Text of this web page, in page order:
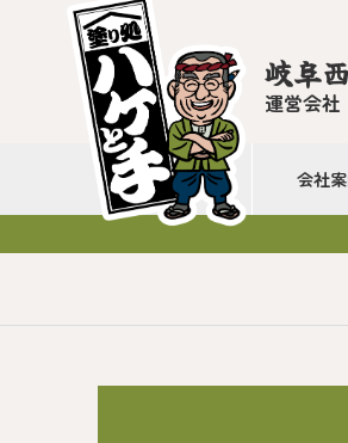
岐阜
運営会社
会社